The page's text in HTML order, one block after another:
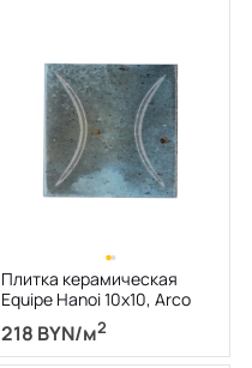
Плитка керамическая
Equipe Hanoi 10х10, Arco
Sky Blue, 8 мм
218 BYN/м2